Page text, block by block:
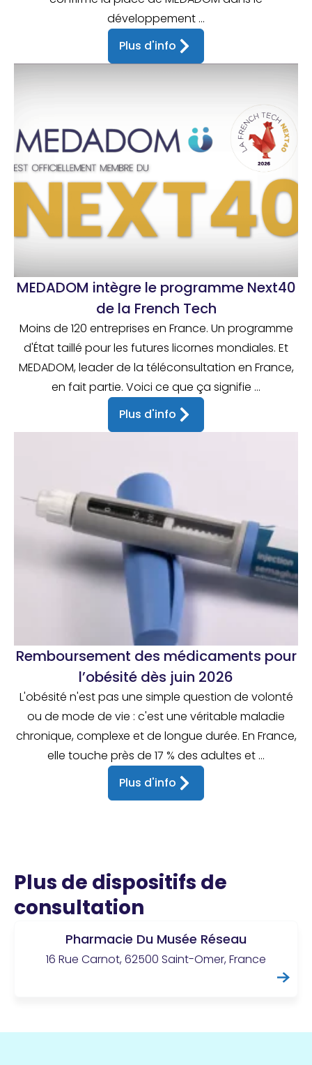
développement ...
Plus d'info
MEDADOM intègre le programme Next40
de la French Tech
Moins de 120 entreprises en France. Un programme
d'État taillé pour les futures licornes mondiales. Et
MEDADOM, leader de la téléconsultation en France,
en fait partie. Voici ce que ça signifie ...
Plus d'info
Remboursement des médicaments pour
l’obésité dès juin 2026
L'obésité n'est pas une simple question de volonté
ou de mode de vie : c'est une véritable maladie
chronique, complexe et de longue durée. En France,
elle touche près de 17 % des adultes et ...
Plus d'info
Plus de dispositifs de
consultation
Pharmacie Du Musée Réseau
16 Rue Carnot, 62500 Saint-Omer, France